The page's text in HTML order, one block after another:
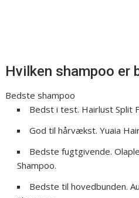
Hvilken shampoo er
Bedste shampoo
Bedst i test. Hairlust Split
God til hårvækst. Yuaia
Bedste fugtgivende.
Shampoo.
Bedste til hovedbunden.